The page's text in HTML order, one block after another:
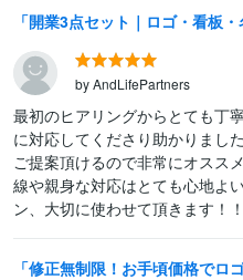
by AndLifePartners
最初のヒアリングからとても丁
に対応してくださり助かりまし
ご提案頂けるので非常にオスス
線や親身な対応はとても心地よ
ン、大切に使わせて頂きます！